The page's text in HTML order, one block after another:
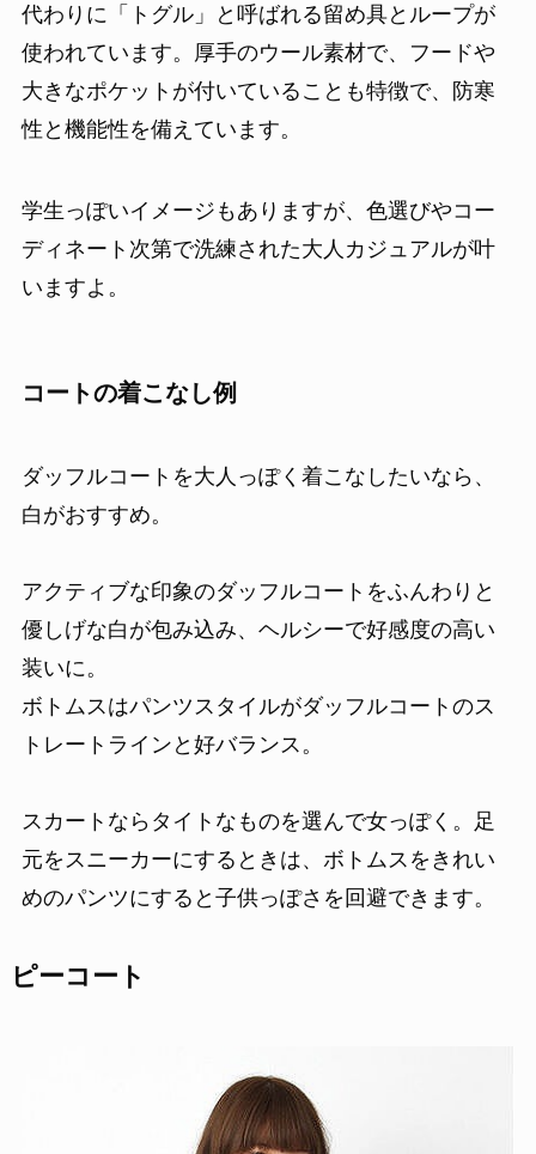
代わりに「トグル」と呼ばれる留め具とループが
使われています。厚手のウール素材で、フードや
大きなポケットが付いていることも特徴で、防寒
性と機能性を備えています。
学生っぽいイメージもありますが、色選びやコー
ディネート次第で洗練された大人カジュアルが叶
いますよ。
コートの着こなし例
ダッフルコートを大人っぽく着こなしたいなら、
白がおすすめ。
アクティブな印象のダッフルコートをふんわりと
優しげな白が包み込み、ヘルシーで好感度の高い
装いに。
ボトムスはパンツスタイルがダッフルコートのス
トレートラインと好バランス。
スカートならタイトなものを選んで女っぽく。足
元をスニーカーにするときは、ボトムスをきれい
めのパンツにすると子供っぽさを回避できます。
ピーコート